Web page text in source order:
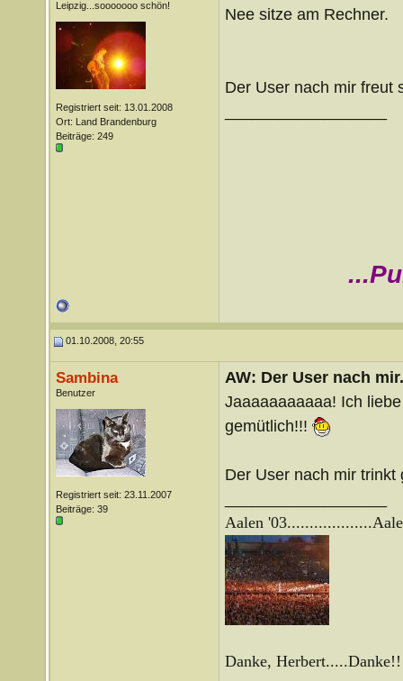
Leipzig...sooooooo schön!
Registriert seit: 13.01.2008
Ort: Land Brandenburg
Beiträge: 249
Nee sitze am Rechner.
Der User nach mir freut
01.10.2008, 20:55
Sambina
Benutzer
Registriert seit: 23.11.2007
Beiträge: 39
AW: Der User nach
Jaaaaaaaaaaa! Ich
gemütlich!!!
Der User nach mir trinkt
Aalen '03...................
Danke,